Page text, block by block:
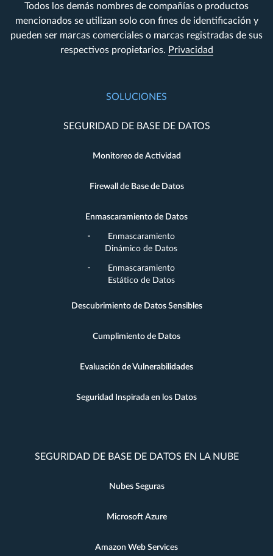
Todos los demás nombres de compañías o productos
mencionados se utilizan solo con fines de identificación y
pueden ser marcas comerciales o marcas registradas de sus
respectivos propietarios. Privacidad
SOLUCIONES
SEGURIDAD DE BASE DE DATOS
Monitoreo de Actividad
Firewall de Base de Datos
Enmascaramiento de Datos
Enmascaramiento
Dinámico de Datos
Enmascaramiento
Estático de Datos
Descubrimiento de Datos Sensibles
Cumplimiento de Datos
Evaluación de Vulnerabilidades
Seguridad Inspirada en los Datos
SEGURIDAD DE BASE DE DATOS EN LA NUBE
Nubes Seguras
Microsoft Azure
Amazon Web Services